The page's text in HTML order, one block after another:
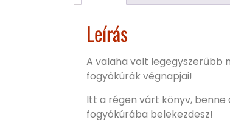
Leírás
A valaha volt legegyszerűbb
fogyókúrák végnapjai!
Itt a régen várt könyv,
fogyókúrába belekezdesz!